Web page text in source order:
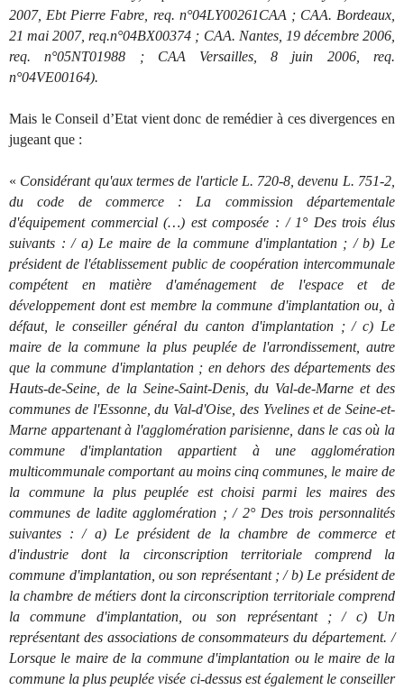
2007, Ebt Pierre Fabre, req. n°04LY00261CAA ; CAA. Bordeaux,
21 mai 2007, req.n°04BX00374 ; CAA. Nantes, 19 décembre 2006,
req. n°05NT01988 ; CAA Versailles, 8 juin 2006, req.
n°04VE00164).
Mais le Conseil d’Etat vient donc de remédier à ces divergences en
jugeant que :
« Considérant qu'aux termes de l'article L. 720-8, devenu L. 751-2,
du code de commerce : La commission départementale
d'équipement commercial (…) est composée : / 1° Des trois élus
suivants : / a) Le maire de la commune d'implantation ; / b) Le
président de l'établissement public de coopération intercommunale
compétent en matière d'aménagement de l'espace et de
développement dont est membre la commune d'implantation ou, à
défaut, le conseiller général du canton d'implantation ; / c) Le
maire de la commune la plus peuplée de l'arrondissement, autre
que la commune d'implantation ; en dehors des départements des
Hauts-de-Seine, de la Seine-Saint-Denis, du Val-de-Marne et des
communes de l'Essonne, du Val-d'Oise, des Yvelines et de Seine-et-
Marne appartenant à l'agglomération parisienne, dans le cas où la
commune d'implantation appartient à une agglomération
multicommunale comportant au moins cinq communes, le maire de
la commune la plus peuplée est choisi parmi les maires des
communes de ladite agglomération ; / 2° Des trois personnalités
suivantes : / a) Le président de la chambre de commerce et
d'industrie dont la circonscription territoriale comprend la
commune d'implantation, ou son représentant ; / b) Le président de
la chambre de métiers dont la circonscription territoriale comprend
la commune d'implantation, ou son représentant ; / c) Un
représentant des associations de consommateurs du département. /
Lorsque le maire de la commune d'implantation ou le maire de la
commune la plus peuplée visée ci-dessus est également le conseiller